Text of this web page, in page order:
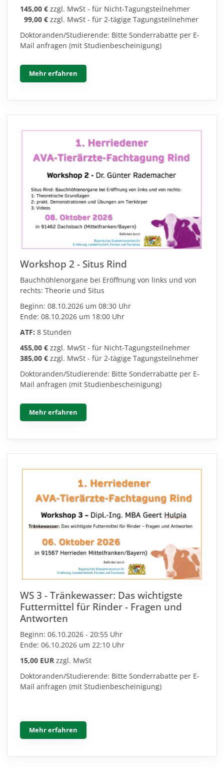
145,00 € zzgl. MwSt - für Nicht-Tagungsteilnehmer
99,00 € zzgl. MwSt - für 2-tägige Tagungsteilnehmer
Doktoranden/Studierende: Bitte Sonderrabatte per E-
Mail anfragen (mit Studienbescheinigung)
Mehr erfahren
Workshop 2 - Situs Rind
Bauchhöhlenorgane bei Eröffnung von links und von
rechts: Theorie und Situs
Beginn: 08.10.2026 um 08:30 Uhr
Ende: 08.10.2026 um 18:00 Uhr
ATF: 8 Stunden
455,00 € zzgl. MwSt - für Nicht-Tagungsteilnehmer
385,00 € zzgl. MwSt - für 2-tägige Tagungsteilnehmer
Doktoranden/Studierende: Bitte Sonderrabatte per E-
Mail anfragen (mit Studienbescheinigung)
Mehr erfahren
WS 3 - Tränkewasser: Das wichtigste
Futtermittel für Rinder - Fragen und
Antworten
Beginn: 06.10.2026 - 20:55 Uhr
Ende: 06.10.2026 um 22:10 Uhr
15,00 EUR zzgl. MwSt
Doktoranden/Studierende: Bitte Sonderrabatte per E-
Mail anfragen (mit Studienbescheinigung)
Mehr erfahren